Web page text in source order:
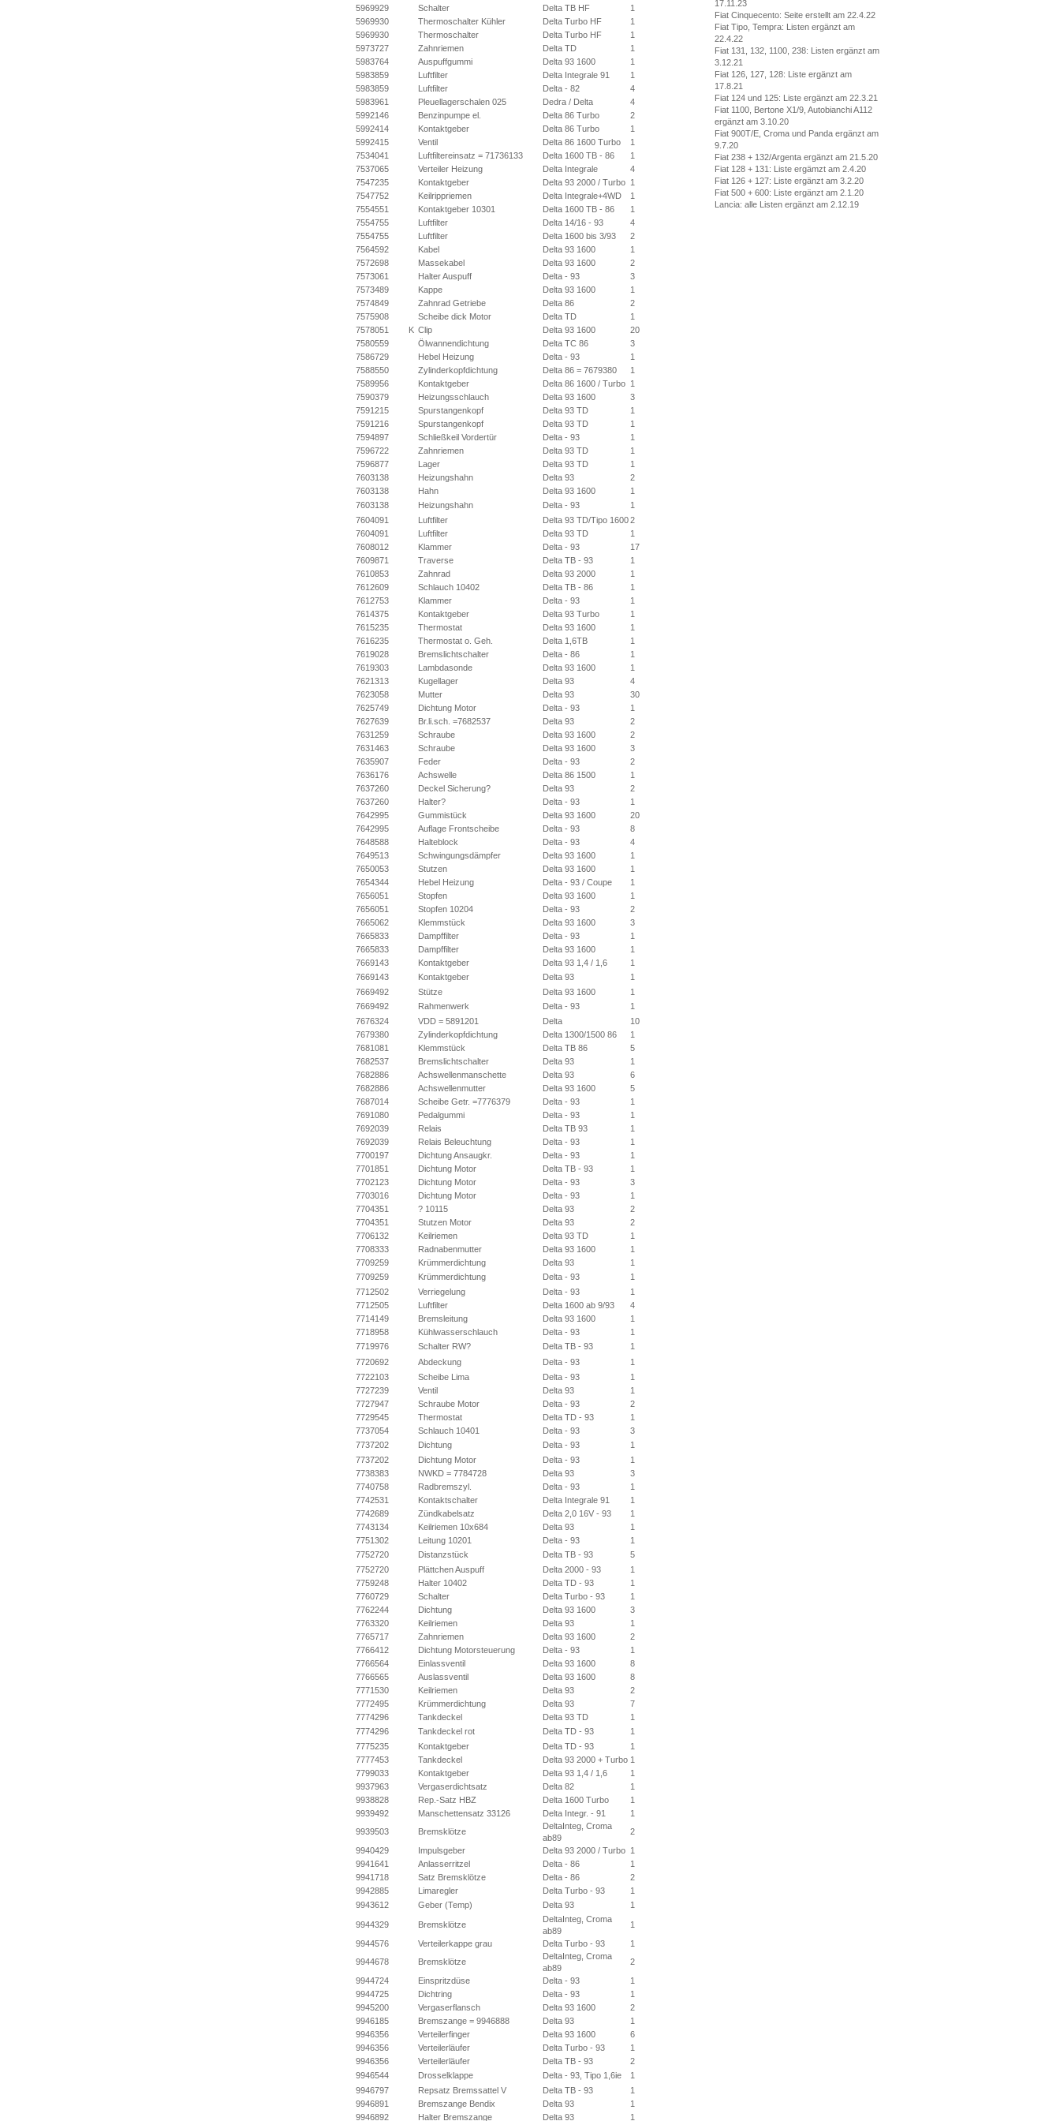
5969929
Schalter Delta TB HF
1
5969930
Thermoschalter Kühler Delta Turbo HF
1
5969930
Thermoschalter Delta Turbo HF
1
5973727
Zahnriemen Delta TD
1
5983764
Auspuffgummi Delta 93 1600
1
5983859
Luftfilter Delta Integrale 91
1
5983859
Luftfilter Delta - 82
4
5983961
Pleuellagerschalen 025 Dedra / Delta
4
5992146
Benzinpumpe el. Delta 86 Turbo
2
5992414
Kontaktgeber Delta 86 Turbo
1
5992415
Ventil Delta 86 1600 Turbo
1
7534041
Luftfiltereinsatz = 71736133 Delta 1600 TB - 86
1
7537065
Verteiler Heizung Delta Integrale
4
7547235
Kontaktgeber Delta 93 2000 / Turbo 1
7547752
Keilrippriemen Delta Integrale+4WD
1
7554551
Kontaktgeber 10301 Delta 1600 TB - 86
1
7554755
Luftfilter Delta 14/16 - 93
4
7554755
Luftfilter Delta 1600 bis 3/93
2
7564592
Kabel Delta 93 1600
1
7572698
Massekabel Delta 93 1600
2
7573061
Halter Auspuff Delta - 93
3
7573489
Kappe Delta 93 1600
1
7574849
Zahnrad Getriebe Delta 86
2
7575908
Scheibe dick Motor Delta TD
1
7578051
K Clip Delta 93 1600
20
7580559
Ölwannendichtung Delta TC 86
3
7586729
Hebel Heizung Delta - 93
1
7588550
Zylinderkopfdichtung Delta 86 = 7679380
1
7589956
Kontaktgeber Delta 86 1600 / Turbo 1
7590379
Heizungsschlauch Delta 93 1600
3
7591215
Spurstangenkopf Delta 93 TD
1
7591216
Spurstangenkopf Delta 93 TD
1
7594897
Schließkeil Vordertür Delta - 93
1
7596722
Zahnriemen Delta 93 TD
1
7596877
Lager Delta 93 TD
1
7603138
Heizungshahn Delta 93
2
7603138
Hahn Delta 93 1600
1
7603138
Heizungshahn Delta - 93
1
7604091
Luftfilter Delta 93 TD/Tipo 16002
7604091
Luftfilter Delta 93 TD
1
7608012
Klammer Delta - 93
17
7609871
Traverse Delta TB - 93
1
7610853
Zahnrad Delta 93 2000
1
7612609
Schlauch 10402 Delta TB - 86
1
7612753
Klammer Delta - 93
1
7614375
Kontaktgeber Delta 93 Turbo
1
7615235
Thermostat Delta 93 1600
1
7616235
Thermostat o. Geh. Delta 1,6TB
1
7619028
Bremslichtschalter Delta - 86
1
7619303
Lambdasonde Delta 93 1600
1
7621313
Kugellager Delta 93
4
7623058
Mutter Delta 93
30
7625749
Dichtung Motor Delta - 93
1
7627639
Br.li.sch. =7682537 Delta 93
2
7631259
Schraube Delta 93 1600
2
7631463
Schraube Delta 93 1600
3
7635907
Feder Delta - 93
2
7636176
Achswelle Delta 86 1500
1
7637260
Deckel Sicherung? Delta 93
2
7637260
Halter? Delta - 93
1
7642995
Gummistück Delta 93 1600
20
7642995
Auflage Frontscheibe Delta - 93
8
7648588
Halteblock Delta - 93
4
7649513
Schwingungsdämpfer Delta 93 1600
1
7650053
Stutzen Delta 93 1600
1
7654344
Hebel Heizung Delta - 93 / Coupe
1
7656051
Stopfen Delta 93 1600
1
7656051
Stopfen 10204 Delta - 93
2
7665062
Klemmstück Delta 93 1600
3
7665833
Dampffilter Delta - 93
1
7665833
Dampffilter Delta 93 1600
1
7669143
Kontaktgeber Delta 93 1,4 / 1,6
1
7669143
Kontaktgeber Delta 93
1
7669492
Stütze Delta 93 1600
1
7669492
Rahmenwerk Delta - 93
1
7676324
VDD = 5891201 Delta
10
7679380
Zylinderkopfdichtung Delta 1300/1500 86
1
7681081
Klemmstück Delta TB 86
5
7682537
Bremslichtschalter Delta 93
1
7682886
Achswellenmanschette Delta 93
6
7682886
Achswellenmutter Delta 93 1600
5
7687014
Scheibe Getr. =7776379 Delta - 93
1
7691080
Pedalgummi Delta - 93
1
7692039
Relais Delta TB 93
1
7692039
Relais Beleuchtung Delta - 93
1
7700197
Dichtung Ansaugkr. Delta - 93
1
7701851
Dichtung Motor Delta TB - 93
1
7702123
Dichtung Motor Delta - 93
3
7703016
Dichtung Motor Delta - 93
1
7704351
? 10115 Delta 93
2
7704351
Stutzen Motor Delta 93
2
7706132
Keilriemen Delta 93 TD
1
7708333
Radnabenmutter Delta 93 1600
1
7709259
Krümmerdichtung Delta 93
1
7709259
Krümmerdichtung Delta - 93
1
7712502
Verriegelung Delta - 93
1
7712505
Luftfilter Delta 1600 ab 9/93
4
7714149
Bremsleitung Delta 93 1600
1
7718958
Kühlwasserschlauch Delta - 93
1
7719976
Schalter RW? Delta TB - 93
1
7720692
Abdeckung Delta - 93
1
7722103
Scheibe Lima Delta - 93
1
7727239
Ventil Delta 93
1
7727947
Schraube Motor Delta - 93
2
7729545
Thermostat Delta TD - 93
1
7737054
Schlauch 10401 Delta - 93
3
7737202
Dichtung Delta - 93
1
7737202
Dichtung Motor Delta - 93
1
7738383
NWKD = 7784728 Delta 93
3
7740758
Radbremszyl. Delta - 93
1
7742531
Kontaktschalter Delta Integrale 91
1
7742689
Zündkabelsatz Delta 2,0 16V - 93
1
7743134
Keilriemen 10x684 Delta 93
1
7751302
Leitung 10201 Delta - 93
1
7752720
Distanzstück Delta TB - 93
5
7752720
Plättchen Auspuff Delta 2000 - 93
1
7759248
Halter 10402 Delta TD - 93
1
7760729
Schalter Delta Turbo - 93
1
7762244
Dichtung Delta 93 1600
3
7763320
Keilriemen Delta 93
1
7765717
Zahnriemen Delta 93 1600
2
7766412
Dichtung Motorsteuerung Delta - 93
1
7766564
Einlassventil Delta 93 1600
8
7766565
Auslassventil Delta 93 1600
8
7771530
Keilriemen Delta 93
2
7772495
Krümmerdichtung Delta 93
7
7774296
Tankdeckel Delta 93 TD
1
7774296
Tankdeckel rot Delta TD - 93
1
7775235
Kontaktgeber Delta TD - 93
1
7777453
Tankdeckel Delta 93 2000 + Turbo 1
7799033
Kontaktgeber Delta 93 1,4 / 1,6
1
9937963
Vergaserdichtsatz Delta 82
1
9938828
Rep.-Satz HBZ Delta 1600 Turbo
1
9939492
Manschettensatz 33126 Delta Integr. - 91
1
9939503
Bremsklötze
DeltaInteg, Croma
ab89
2
9940429
Impulsgeber Delta 93 2000 / Turbo 1
9941641
Anlasserritzel Delta - 86
1
9941718
Satz Bremsklötze Delta - 86
2
9942885
Limaregler Delta Turbo - 93
1
9943612
Geber (Temp) Delta 93 1
9944329 Bremsklötze
DeltaInteg, Croma
ab89
1
9944576
Verteilerkappe grau Delta Turbo - 93
1
9944678
Bremsklötze
DeltaInteg, Croma
ab89
2
9944724
Einspritzdüse Delta - 93
1
9944725
Dichtring Delta - 93
1
9945200
Vergaserflansch Delta 93 1600
2
9946185
Bremszange = 9946888 Delta 93
1
9946356
Verteilerfinger Delta 93 1600
6
9946356
Verteilerläufer Delta Turbo - 93
1
9946356
Verteilerläufer Delta TB - 93
2
9946544
Drosselklappe Delta - 93, Tipo 1,6ie
1
9946797
Repsatz Bremssattel V Delta TB - 93
1
9946891
Bremszange Bendix Delta 93
1
9946892
Halter Bremszange Delta 93 1
17.11.23
Fiat Cinquecento: Seite erstellt am 22.4.22
Fiat Tipo, Tempra: Listen ergänzt am
22.4.22
Fiat 131, 132, 1100, 238: Listen ergänzt am
3.12.21
Fiat 126, 127, 128: Liste ergänzt am
17.8.21
Fiat 124 und 125: Liste ergänzt am 22.3.21
Fiat 1100, Bertone X1/9, Autobianchi A112
ergänzt am 3.10.20
Fiat 900T/E, Croma und Panda ergänzt am
9.7.20
Fiat 238 + 132/Argenta ergänzt am 21.5.20
Fiat 128 + 131: Liste ergämzt am 2.4.20
Fiat 126 + 127: Liste ergänzt am 3.2.20
Fiat 500 + 600: Liste ergänzt am 2.1.20
Lancia: alle Listen ergänzt am 2.12.19